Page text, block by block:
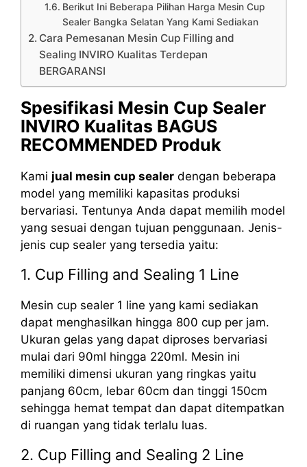
Berikut Ini Beberapa Pilihan Harga Mesin Cup
Sealer Bangka Selatan Yang Kami Sediakan
Cara Pemesanan Mesin Cup Filling and
Sealing INVIRO Kualitas Terdepan
BERGARANSI
Spesifikasi Mesin Cup Sealer
INVIRO Kualitas BAGUS
RECOMMENDED Produk
Kami jual mesin cup sealer dengan beberapa
model yang memiliki kapasitas produksi
bervariasi. Tentunya Anda dapat memilih model
yang sesuai dengan tujuan penggunaan. Jenis-
jenis cup sealer yang tersedia yaitu:
1. Cup Filling and Sealing 1 Line
Mesin cup sealer 1 line yang kami sediakan
dapat menghasilkan hingga 800 cup per jam.
Ukuran gelas yang dapat diproses bervariasi
mulai dari 90ml hingga 220ml. Mesin ini
memiliki dimensi ukuran yang ringkas yaitu
panjang 60cm, lebar 60cm dan tinggi 150cm
sehingga hemat tempat dan dapat ditempatkan
di ruangan yang tidak terlalu luas.
2. Cup Filling and Sealing 2 Line